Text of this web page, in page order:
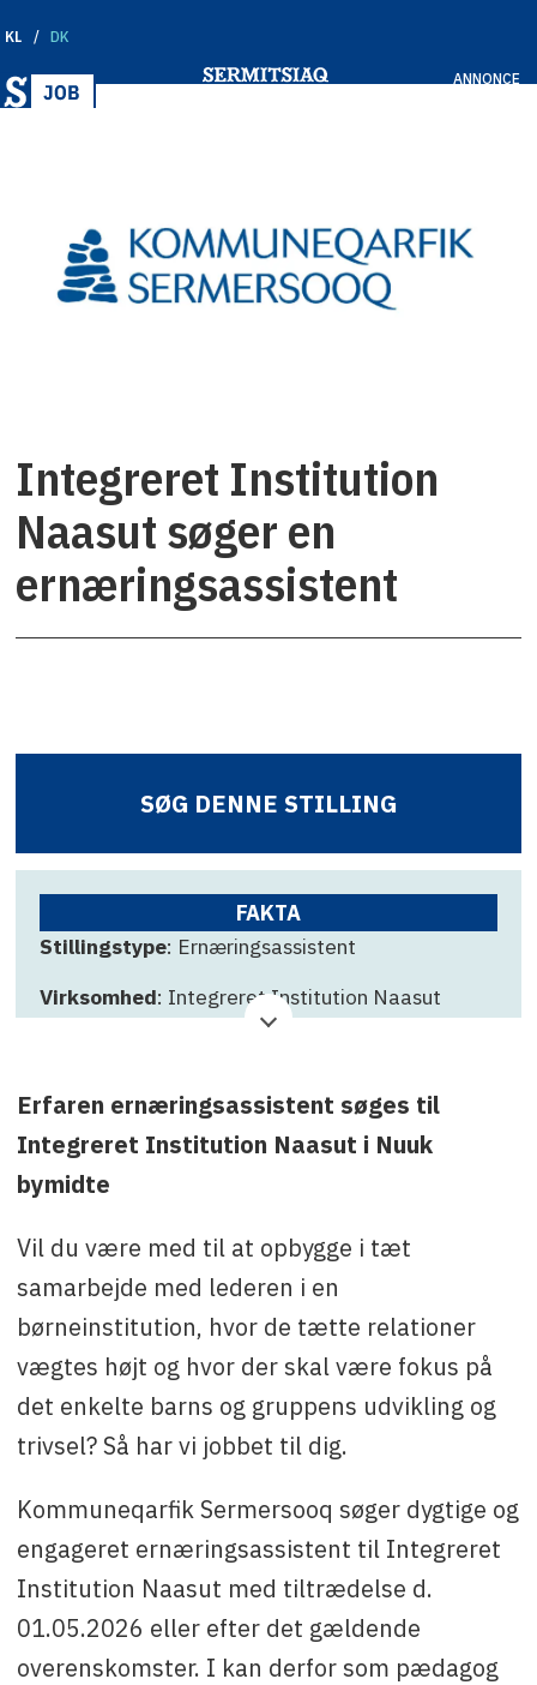
KL DK
ANNONCE
Integreret Institution
Naasut søger en
ernæringsassistent
SØG DENNE STILLING
FAKTA
Stillingstype: Ernæringsassistent
Virksomhed: Integreret Institution Naasut
Kontakt:Katrine Larsen Lennert, tlf. +299 36 67
40 eller e-mail: ktll@sermersooq.gl
Erfaren ernæringsassistent søges til
Integreret Institution Naasut i Nuuk
bymidte
Vil du være med til at opbygge i tæt
samarbejde med lederen i en
børneinstitution, hvor de tætte relationer
vægtes højt og hvor der skal være fokus på
det enkelte barns og gruppens udvikling og
trivsel? Så har vi jobbet til dig.
Kommuneqarfik Sermersooq søger dygtige og
engageret ernæringsassistent til Integreret
Institution Naasut med tiltrædelse d.
01.05.2026 eller efter det gældende
overenskomster. I kan derfor som pædagog